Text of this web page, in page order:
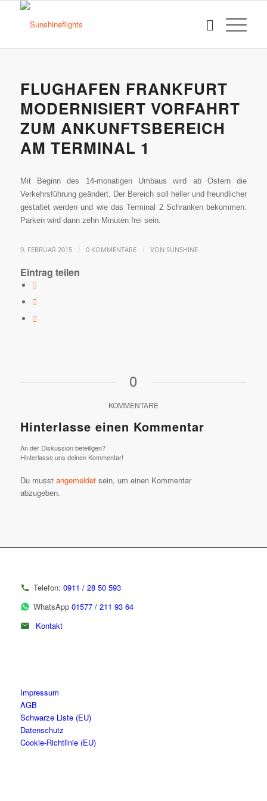
FLUGHAFEN FRANKFURT
MODERNISIERT VORFAHRT
ZUM ANKUNFTSBEREICH
AM TERMINAL 1
Mit Beginn des 14-monatigen Umbaus wird ab Ostern die
Verkehrsführung geändert. Der Bereich soll heller und freundlicher
gestaltet werden und wie das Terminal 2 Schranken bekommen.
Parken wird dann zehn Minuten frei sein.
9. FEBRUAR 2015 / 0 KOMMENTARE / VON SUNSHINE
Eintrag teilen
0
KOMMENTARE
Hinterlasse einen Kommentar
An der Diskussion beteiligen?
Hinterlasse uns deinen Kommentar!
Du musst angemeldetsein, um einen Kommentar
abzugeben.
Telefon: 0911 / 28 50 593
WhatsApp 01577 / 211 93 64
Kontakt
Impressum
AGB
Schwarze Liste (EU)
Datenschutz
Cookie-Richtlinie (EU)